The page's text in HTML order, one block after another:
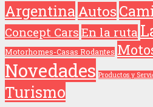
ArgentinaAutos
Concept Cars En la ruta
Motorhomes-Casas Rodantes
Novedades Productos y
Turismo